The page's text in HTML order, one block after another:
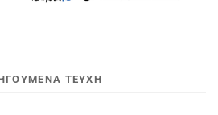
ΤΕΥΧΗ